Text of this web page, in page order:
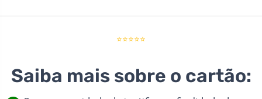
⭐⭐⭐⭐⭐
Saiba mais sobre o cartão: